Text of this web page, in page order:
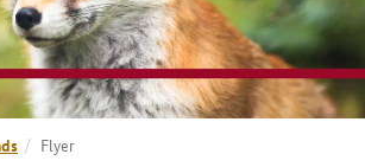
Flyer